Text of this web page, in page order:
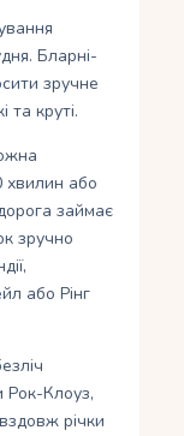
Бларні-
зручне
та круті.
хвилин або
займає
зручно
або Рінг
Рок-Клоуз,
річки